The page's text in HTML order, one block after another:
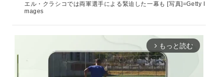
エル・クラシコでは両軍選手による緊迫した一幕も [写真]=Getty I
mages
arrow_forward_ios もっと読む